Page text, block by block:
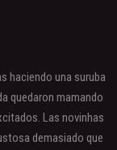
haciendo una suruba
quedaron mamando
Las novinhas
demasiado que